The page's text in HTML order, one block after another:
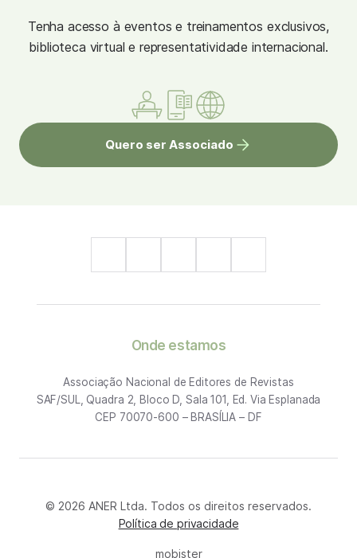
Tenha acesso à eventos e treinamentos exclusivos,
biblioteca virtual e representatividade internacional.
Quero ser Associado
Onde estamos
Associação Nacional de Editores de Revistas
SAF/SUL, Quadra 2, Bloco D, Sala 101, Ed. Via Esplanada
CEP 70070-600 – BRASÍLIA – DF
© 2026 ANER Ltda. Todos os direitos reservados.
Política de privacidade
mobister